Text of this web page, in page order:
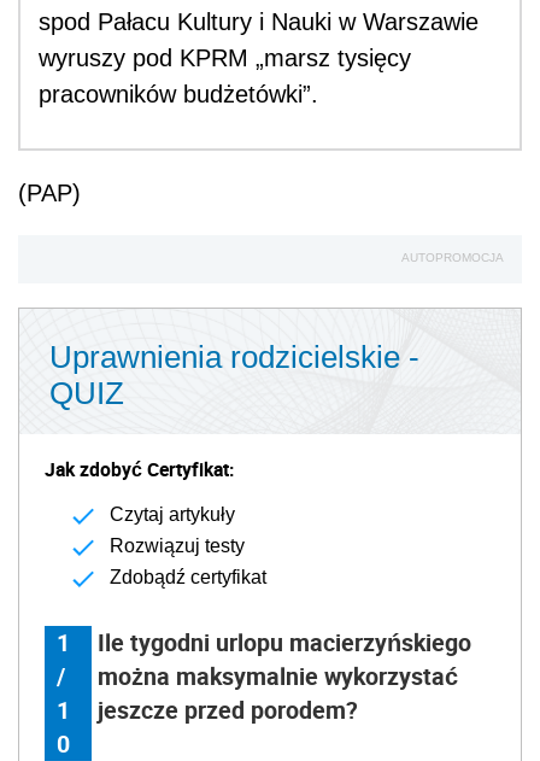
spod Pałacu Kultury i Nauki w Warszawie
wyruszy pod KPRM „marsz tysięcy
pracowników budżetówki”.
(PAP)
AUTOPROMOCJA
Uprawnienia rodzicielskie -
QUIZ
Jak zdobyć Certyfikat:
Czytaj artykuły
Rozwiązuj testy
Zdobądź certyfikat
1
/
1
0
Ile tygodni urlopu macierzyńskiego
można maksymalnie wykorzystać
jeszcze przed porodem?